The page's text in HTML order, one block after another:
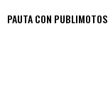
PAUTA CON PUBLIMOTOS